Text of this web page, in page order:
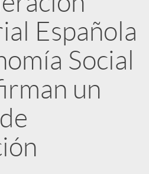
Española
Social
un